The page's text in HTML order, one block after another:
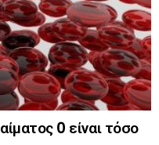
0 είναι τόσο